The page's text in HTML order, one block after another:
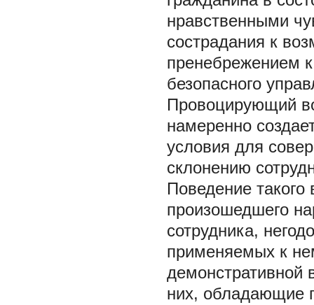
нравственными
сострадания к
пренебрежением
безопасного
Провоцирующий
намеренно
условия для
склонению
Поведение
произошедшего
сотрудника,
применяемых к
демонстративной
них, обладающие